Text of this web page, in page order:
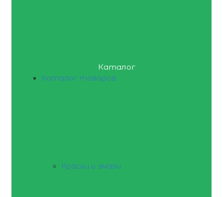
Каталог
Каталог товаров
Краски и эмали